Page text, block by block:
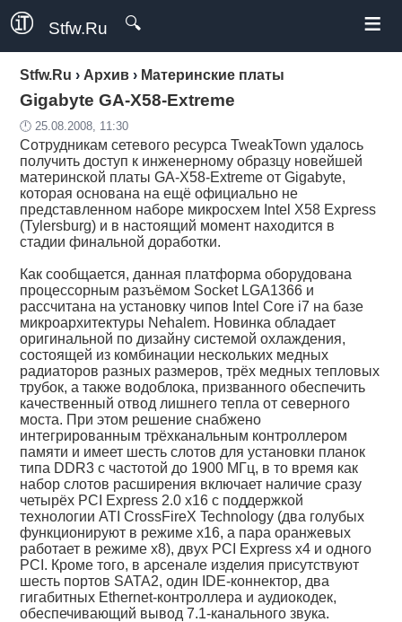
Stfw.Ru 🔍 ≡
Stfw.Ru › Архив › Материнские платы
Gigabyte GA-X58-Extreme
🕛 25.08.2008, 11:30
Сотрудникам сетевого ресурса TweakTown удалось
получить доступ к инженерному образцу новейшей
материнской платы GA-X58-Extreme от Gigabyte,
которая основана на ещё официально не
представленном наборе микросхем Intel X58 Express
(Tylersburg) и в настоящий момент находится в
стадии финальной доработки.
Как сообщается, данная платформа оборудована
процессорным разъёмом Socket LGA1366 и
рассчитана на установку чипов Intel Core i7 на базе
микроархитектуры Nehalem. Новинка обладает
оригинальной по дизайну системой охлаждения,
состоящей из комбинации нескольких медных
радиаторов разных размеров, трёх медных тепловых
трубок, а также водоблока, призванного обеспечить
качественный отвод лишнего тепла от северного
моста. При этом решение снабжено
интегрированным трёхканальным контроллером
памяти и имеет шесть слотов для установки планок
типа DDR3 с частотой до 1900 МГц, в то время как
набор слотов расширения включает наличие сразу
четырёх PCI Express 2.0 x16 с поддержкой
технологии ATI CrossFireX Technology (два голубых
функционируют в режиме x16, а пара оранжевых
работает в режиме х8), двух PCI Express x4 и одного
PCI. Кроме того, в арсенале изделия присутствуют
шесть портов SATA2, один IDE-коннектор, два
гигабитных Ethernet-контроллера и аудиокодек,
обеспечивающий вывод 7.1-канального звука.